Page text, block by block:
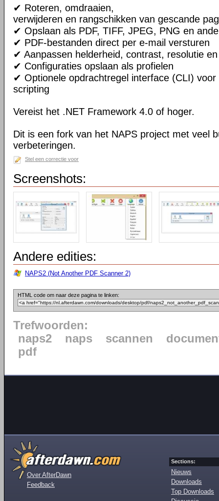
✔ Roteren, omdraaien,
verwijderen en rangschikken van gescande
✔ Opslaan als PDF, TIFF, JPEG, PNG en
✔ PDF-bestanden direct per e-mail versturen
✔ Aanpassen helderheid, contrast, resolutie
✔ Configuraties opslaan als profielen
✔ Optionele opdrachtregel interface (CLI)
scripting
Vereist het .NET Framework 4.0 of hoger.
Dit is een fork van het NAPS project met veel
verbeteringen.
Stel een correctie voor
Screenshots:
Andere edities:
NAPS2 (Not Another PDF Scanner 2)
HTML code om naar deze pagina te linken:
Trefwoorden:
naps2
naps scannen
pdf
Over AfterDawn
Feedback
Sections:
Nieuws
Downloads
Top Downloads